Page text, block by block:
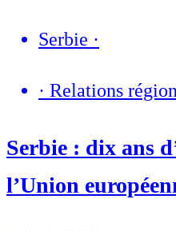
Serbie ·
· Relations
Serbie : dix ans
l’Union